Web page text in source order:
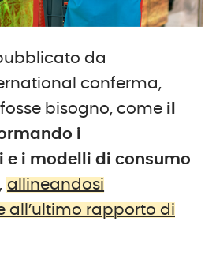
da
conferma,
bisogno, come il
i
i modelli di consumo
allineandosi
all’ultimo rapporto di